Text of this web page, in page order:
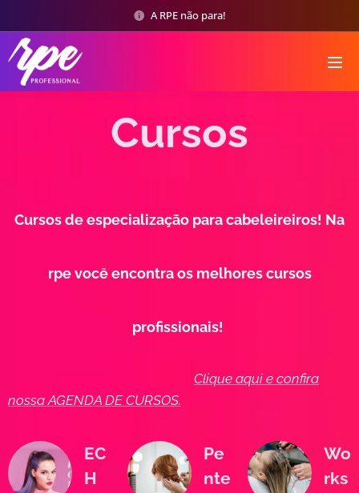
A RPE não para!
Cursos
Cursos de especialização para cabeleireiros! Na
rpe você encontra os melhores cursos
profissionais!
Clique aqui e confira
nossa AGENDA DE CURSOS.
EC
H
Pe
nte
Wo
rks